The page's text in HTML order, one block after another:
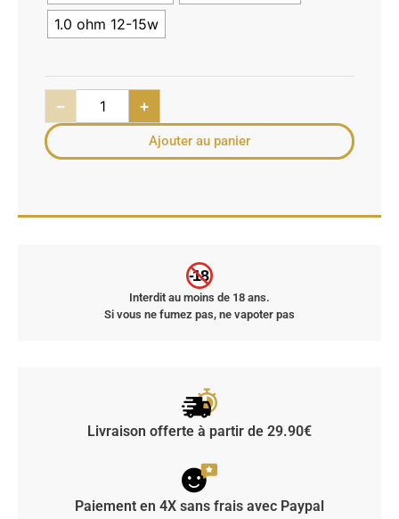
1.0 ohm 12-15w
− +
Ajouter au panier
-18
Interdit au moins de 18 ans.
Si vous ne fumez pas, ne vapoter pas
Livraison offerte à partir de 29.90€
Paiement en 4X sans frais avec Paypal